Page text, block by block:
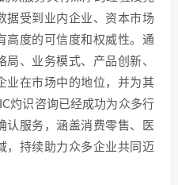
据受到业内企业、资本市场
高度的可信度和权威性。通
、业务模式、产品创新、
业在市场中的地位，并为其
灼识咨询已经成功为众多行
认服务，涵盖消费零售、医
，持续助力众多企业共同迈